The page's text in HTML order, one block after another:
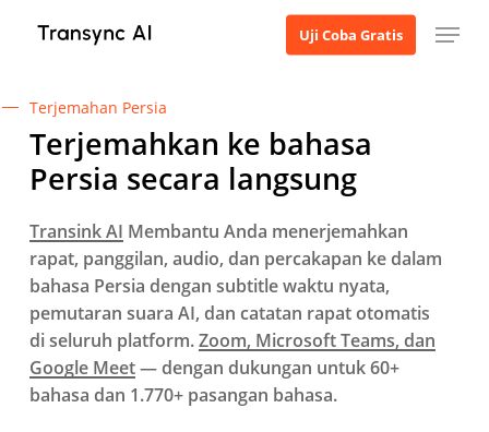
utama
Uji Coba Gratis Menu
Terjemahan Persia
Terjemahkan ke bahasa
Persia secara langsung
Transink AI Membantu Anda menerjemahkan
rapat, panggilan, audio, dan percakapan ke dalam
bahasa Persia dengan subtitle waktu nyata,
pemutaran suara AI, dan catatan rapat otomatis
di seluruh platform.Zoom, Microsoft Teams, dan
Google Meet— dengan dukungan untuk 60+
bahasa dan 1.770+ pasangan bahasa.